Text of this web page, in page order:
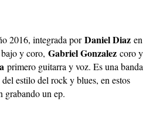
2016, integrada porDaniel Diaz en
bajo y coro, Gabriel Gonzalez coro y
primero guitarra y voz. Es una banda
estilo del rock y blues, en estos
grabando un ep.